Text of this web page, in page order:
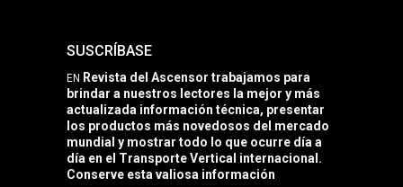
SUSCRÍBASE
EN Revista del Ascensor trabajamos para
brindar a nuestros lectores la mejor y más
actualizada información técnica, presentar
los productos más novedosos del mercado
mundial y mostrar todo lo que ocurre día a
día en el Transporte Vertical internacional.
Conserve esta valiosa información